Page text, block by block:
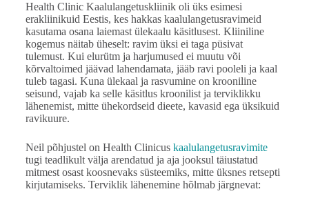
Health Clinic Kaalulangetuskliinik oli üks esimesi
erakliinikuid Eestis, kes hakkas kaalulangetusravimeid
kasutama osana laiemast ülekaalu käsitlusest. Kliiniline
kogemus näitab üheselt: ravim üksi ei taga püsivat
tulemust. Kui elurütm ja harjumused ei muutu või
kõrvaltoimed jäävad lahendamata, jääb ravi pooleli ja kaal
tuleb tagasi. Kuna ülekaal ja rasvumine on krooniline
seisund, vajab ka selle käsitlus kroonilist ja terviklikku
lähenemist, mitte ühekordseid dieete, kavasid ega üksikuid
ravikuure.
Neil põhjustel on Health Clinicus kaalulangetusravimite
tugi teadlikult välja arendatud ja aja jooksul täiustatud
mitmest osast koosnevaks süsteemiks, mitte üksnes retsepti
kirjutamiseks. Terviklik lähenemine hõlmab järgnevat: